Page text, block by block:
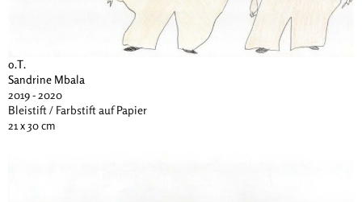
o.T.
Sandrine Mbala
2019 - 2020
Bleistift / Farbstift auf Papier
21 x 30 cm